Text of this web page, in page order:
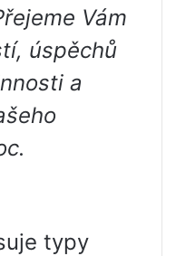
Vám
úspěchů
a
typy